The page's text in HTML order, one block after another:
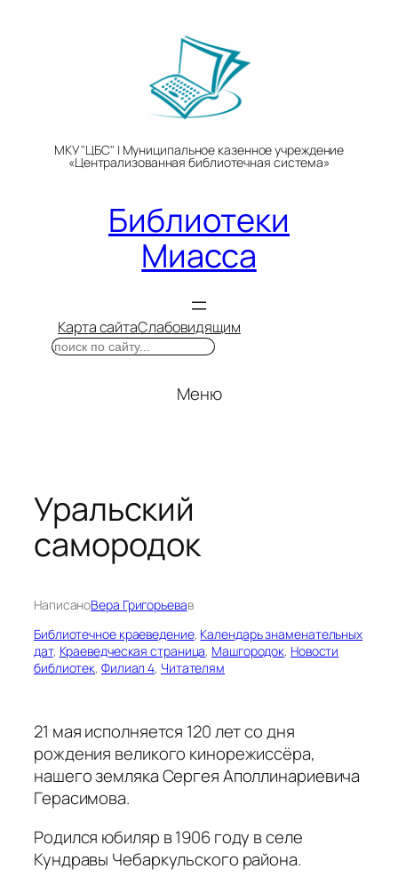
МКУ "ЦБС" | Муниципальное казенное учреждение
«Централизованная библиотечная система»
Библиотеки
Миасса
Карта сайтаСлабовидящим
Поиск
Меню
Уральский
самородок
НаписаноВера Григорьевав
Библиотечное краеведение, Календарь знаменательных
дат, Краеведческая страница, Машгородок, Новости
библиотек, Филиал 4, Читателям
21 мая исполняется 120 лет со дня
рождения великого кинорежиссёра,
нашего земляка Сергея Аполлинариевича
Герасимова.
Родился юбиляр в 1906 году в селе
Кундравы Чебаркульского района.